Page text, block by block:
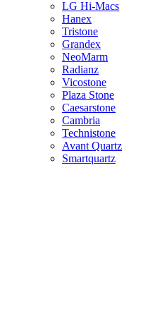
LG Hi-Macs
Hanex
Tristone
Grandex
NeoMarm
Radianz
Vicostone
Plaza Stone
Caesarstone
Cambria
Technistone
Avant Quartz
Smartquartz